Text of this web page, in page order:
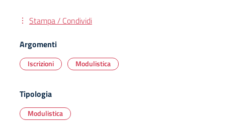
Stampa / Condividi
Argomenti
Iscrizioni Modulistica
Tipologia
Modulistica